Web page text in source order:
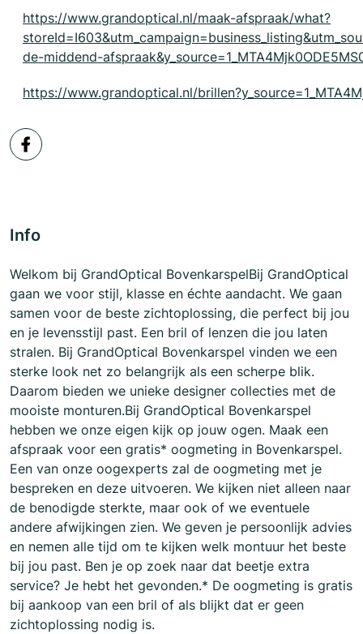
https://www.grandoptical.nl/maak-afspraak/what?
de-middend-
https://www.grandoptical.nl/
Info
Welkom bij GrandOptical BovenkarspelBij GrandOptical
gaan we voor stijl, klasse en échte aandacht. We gaan
samen voor de beste zichtoplossing, die perfect bij jou
en je levensstijl past. Een bril of lenzen die jou laten
stralen. Bij GrandOptical Bovenkarspel vinden we een
sterke look net zo belangrijk als een scherpe blik.
Daarom bieden we unieke designer collecties met de
mooiste monturen.Bij GrandOptical Bovenkarspel
hebben we onze eigen kijk op jouw ogen. Maak een
afspraak voor een gratis* oogmeting in Bovenkarspel.
Een van onze oogexperts zal de oogmeting met je
bespreken en deze uitvoeren. We kijken niet alleen naar
de benodigde sterkte, maar ook of we eventuele
andere afwijkingen zien. We geven je persoonlijk advies
en nemen alle tijd om te kijken welk montuur het beste
bij jou past. Ben je op zoek naar dat beetje extra
service? Je hebt het gevonden.* De oogmeting is gratis
bij aankoop van een bril of als blijkt dat er geen
zichtoplossing nodig is.